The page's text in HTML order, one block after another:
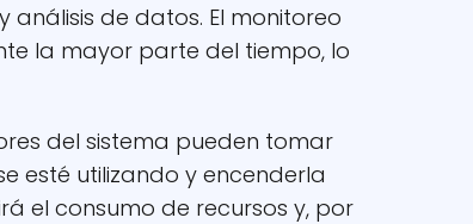
de datos. El monitoreo
la mayor parte del tiempo, lo
del sistema pueden tomar
esté utilizando y encenderla
el consumo de recursos y, por